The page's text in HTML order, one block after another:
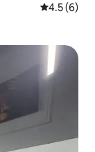
평점 4.5점
4.5 (6)